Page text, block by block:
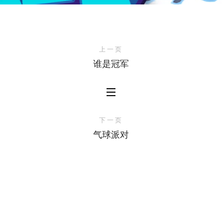
上一页
谁是冠军
下一页
气球派对